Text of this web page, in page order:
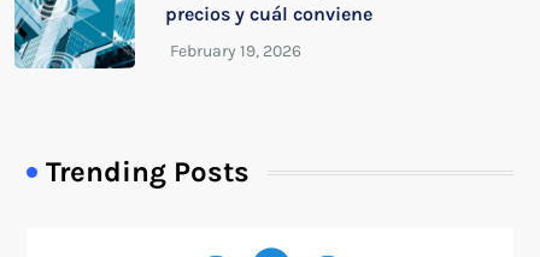
precios y cuál conviene
Trending Posts